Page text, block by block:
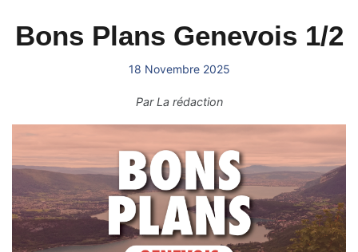
Bons Plans Genevois 1/2
18 Novembre 2025
ParLa rédaction